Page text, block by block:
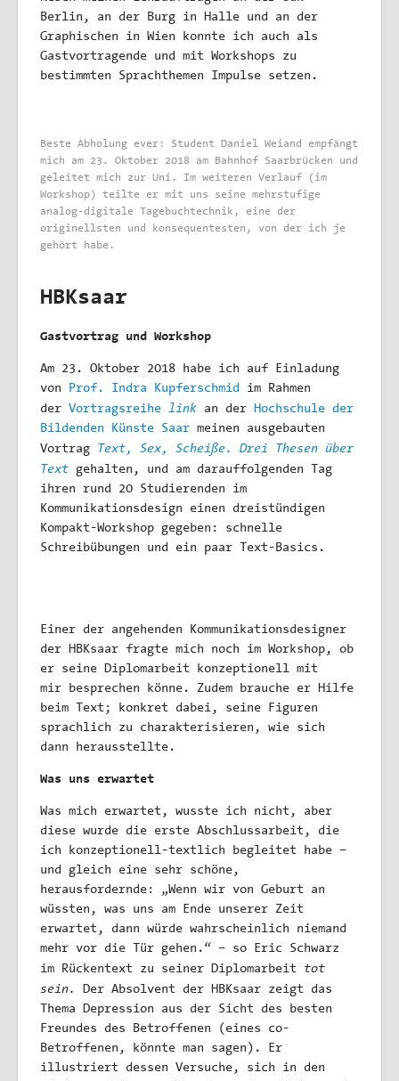
Berlin, an der Burg in Halle und an der
Graphischen in Wien konnte ich auch als
Gastvortragende und mit Workshops zu
bestimmten Sprachthemen Impulse setzen.
Beste Abholung ever: Student Daniel Weiand empfängt
mich am 23. Oktober 2018 am Bahnhof Saarbrücken und
geleitet mich zur Uni. Im weiteren Verlauf (im
Workshop) teilte er mit uns seine mehrstufige
analog-digitale Tagebuchtechnik, eine der
originellsten und konsequentesten, von der ich je
gehört habe.
HBKsaar
Gastvortrag und Workshop
Am 23. Oktober 2018 habe ich auf Einladung
von Prof. Indra Kupferschmid im Rahmen
der Vortrags­reihe link an der Hochschule der
Bildenden Künste Saar meinen ausgebauten
Vortrag Text, Sex, Scheiße. Drei Thesen über
Text
gehalten, und am darauffolgenden Tag
ihren rund 20 Studierenden im
Kommunikations­­design einen dreistündigen
Kompakt-Workshop gegeben: schnelle
Schreibübungen und ein paar Text-Basics.
Einer der angehenden Kommunikations­­designer
der HBKsaar fragte mich noch im Workshop, ob
er seine Diplomarbeit konzeptionell mit
mir besprechen könne. Zudem brauche er Hilfe
beim Text; konkret dabei, seine Figuren
sprachlich zu charakterisieren, wie sich
dann herausstellte.
Was uns erwartet
Was mich erwartet, wusste ich nicht, aber
diese wurde die erste Abschlussarbeit, die
ich konzeptionell-textlich begleitet habe –
und gleich eine sehr schöne,
herausfordernde: „Wenn wir von Geburt an
wüssten, was uns am Ende unserer Zeit
erwartet, dann würde wahrscheinlich niemand
mehr vor die Tür gehen.“ – so Eric Schwarz
im Rückentext zu seiner Diplomarbeit tot
sein.
Der Absolvent der HBKsaar zeigt das
Thema Depression aus der Sicht des besten
Freundes des Betroffenen (eines co-
Betroffenen, könnte man sagen). Er
illustriert dessen Versuche, sich in den